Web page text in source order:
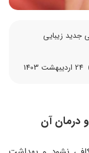
جدید زیبایی
درمان آن